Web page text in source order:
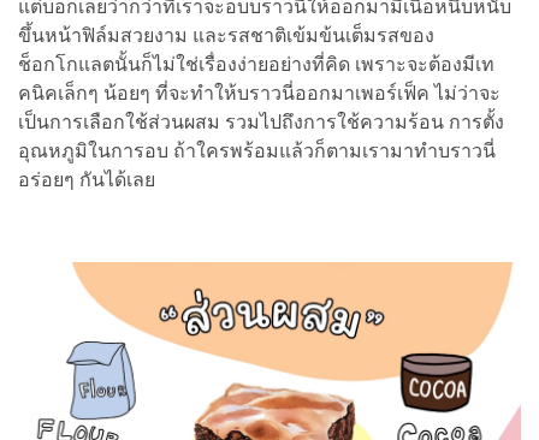
แต่บอกเลยว่ากว่าที่เราจะอบบราวนี่ให้ออกมามีเนื้อหนึบหนับ
ขึ้นหน้าฟิล์มสวยงาม และรสชาติเข้มข้นเต็มรสของ
ช็อกโกแลตนั้นก็ไม่ใช่เรื่องง่ายอย่างที่คิด เพราะจะต้องมีเท
คนิคเล็กๆ น้อยๆ ที่จะทำให้บราวนี่ออกมาเพอร์เฟ็ค ไม่ว่าจะ
เป็นการเลือกใช้ส่วนผสม รวมไปถึงการใช้ความร้อน การตั้ง
อุณหภูมิในการอบ ถ้าใครพร้อมแล้วก็ตามเรามาทำบราวนี่
อร่อยๆ กันได้เลย